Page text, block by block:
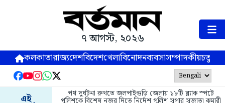
৭ আগস্ট, ২০২৬
কলকাতারাজ্যদেশবিদেশখেলাবিনোদনব্যবসাসম্পাদকীয়
এই পথ দুর্ঘটনা রুখতে জলপাইগুড়ি জেলায় ১৮টি ব্ল্যাক স্পটে